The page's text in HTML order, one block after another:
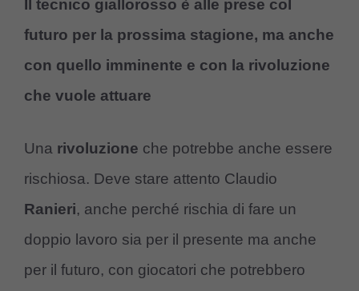
Il tecnico giallorosso è alle prese col
futuro per la prossima stagione, ma anche
con quello imminente e con la rivoluzione
che vuole attuare
Una rivoluzione che potrebbe anche essere
rischiosa. Deve stare attento Claudio
Ranieri, anche perché rischia di fare un
doppio lavoro sia per il presente ma anche
per il futuro, con giocatori che potrebbero